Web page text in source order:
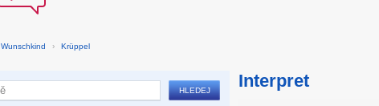
Wunschkind › Krüppel
Interpret